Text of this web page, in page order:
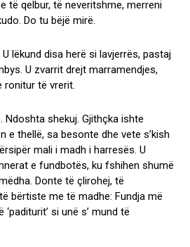
të qelbur, të neveritshme, merreni
Do tu bëjë mirë.
lëkund disa herë si lavjerrës, pastaj
U zvarrit drejt marramendjes,
ronitur të vrerit.
Ndoshta shekuj. Gjithçka ishte
e thellë, sa besonte dhe vete s’kish
mali i madh i harresës. U
e fundbotës, ku fshihen shumë
Donte të çlirohej, të
bërtiste me të madhe: Fundja më
si unë s’ mund të